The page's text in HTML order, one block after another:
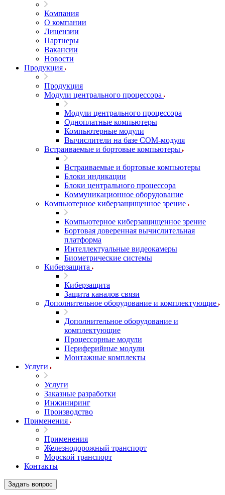
Компания
О компании
Лицензии
Партнеры
Вакансии
Новости
Продукция
Продукция
Модули центрального процессора
Модули центрального процессора
Одноплатные компьютеры
Компьютерные модули
Вычислители на базе COM-модуля
Встраиваемые и бортовые компьютеры
Встраиваемые и бортовые компьютеры
Блоки индикации
Блоки центрального процессора
Коммуникационное оборудование
Компьютерное киберзащищенное зрение
Компьютерное киберзащищенное зрение
Бортовая доверенная вычислительная
платформа
Интеллектуальные видеокамеры
Биометрические системы
Киберзащита
Киберзащита
Защита каналов связи
Дополнительное оборудование и комплектующие
Дополнительное оборудование и
комплектующие
Процессорные модули
Периферийные модули
Монтажные комплекты
Услуги
Услуги
Заказные разработки
Инжиниринг
Производство
Применения
Применения
Железнодорожный транспорт
Морской транспорт
Контакты
Задать вопрос